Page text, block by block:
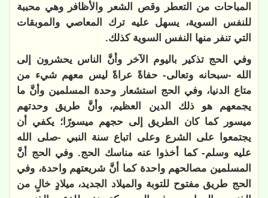
المباحات من التعطر وقص الشعر والأظافر وهي محببة
للنفس السوية، يسهل عليه ترك المعاصي والموبقات
التي تنفر منها النفس السوية كذلك.
وفي الحج تذكير باليوم الآخر وأنَّ الناس يحشرون إلى
الله -سبحانه وتعالى- حفاةً عراةً ليس معهم شيء من
متاع الدنيا، وفي الحج استشعار وحدة المسلمين وأنَّ ما
يجمعهم هو ذلك الدين العظيم، وأنَّ طريق وحدتهم
ميسور كما كان الطريق إلى حجهم ميسورًا؛ يكفي أن
يجتمعوا على الشرع وعلى اتباع سنة النبي -صلى الله
عليه وسلم- كما أخذوا عنه مناسك الحج. وفي الحج أنَّ
المسلمين مصالحهم واحدة كما أنَّ شريعتهم واحدة، وفي
الحج طريق مفتوح للتوبة والميلاد الجديد، ميلادٍ خالٍ من